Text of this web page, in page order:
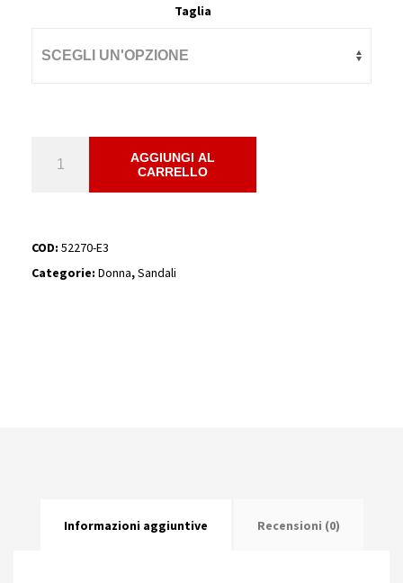
Taglia
BLACK
quantità
AGGIUNGI AL
CARRELLO
COD: 52270-E3
Categorie: Donna,Sandali
Informazioni aggiuntive Recensioni (0)